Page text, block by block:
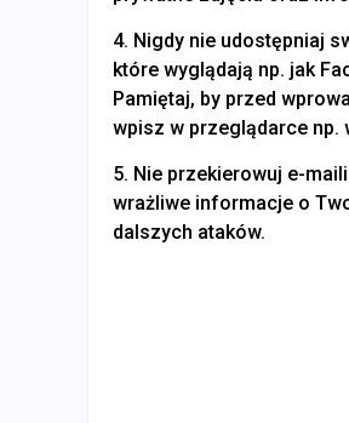
4. Nigdy nie udostępniaj
które wyglądają np. jak
Pamiętaj, by przed
wpisz w przeglądarce np.
5. Nie przekierowuj e-
wrażliwe informacje o
dalszych ataków.